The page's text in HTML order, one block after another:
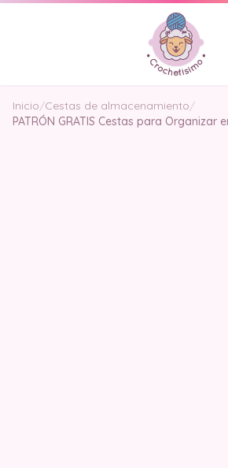
Inicio/Cestas de almacenamiento/
PATRÓN GRATIS Cestas para Organizar